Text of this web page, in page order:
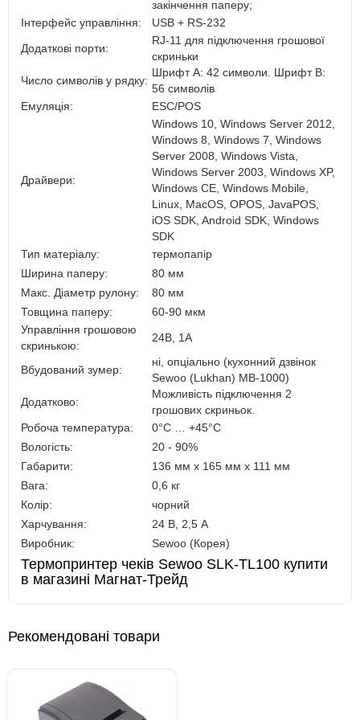
закінчення паперу;
Інтерфейс управління:
USB + RS-232
Додаткові порти:
RJ-11 для підключення грошової
скриньки
Число символів у рядку:
Шрифт А: 42 символи. Шрифт B:
56 символів
Емуляція:
ESC/POS
Драйвери:
Windows 10, Windows Server 2012,
Windows 8, Windows 7, Windows
Server 2008, Windows Vista,
Windows Server 2003, Windows XP,
Windows CE, Windows Mobile,
Linux, MacOS, OPOS, JavaPOS,
iOS SDK, Android SDK, Windows
SDK
Тип матеріалу:
термопапір
Ширина паперу:
80 мм
Макс. Діаметр рулону:
80 мм
Товщина паперу:
60-90 мкм
Управління грошовою
скринькою:
24В, 1А
Вбудований зумер:
ні, опціально (кухонний дзвінок
Sewoo (Lukhan) MB-1000)
Додатково:
Можливість підключення 2
грошових скриньок.
Робоча температура:
0°C … +45°C
Вологість:
20 - 90%
Габарити:
136 мм х 165 мм х 111 мм
Вага:
0,6 кг
Колір:
чорний
Харчування:
24 В, 2,5 А
Виробник:
Sewoo (Корея)
Термопринтер чеків Sewoo SLK-TL100 купити
в магазині Магнат-Трейд
Рекомендовані товари